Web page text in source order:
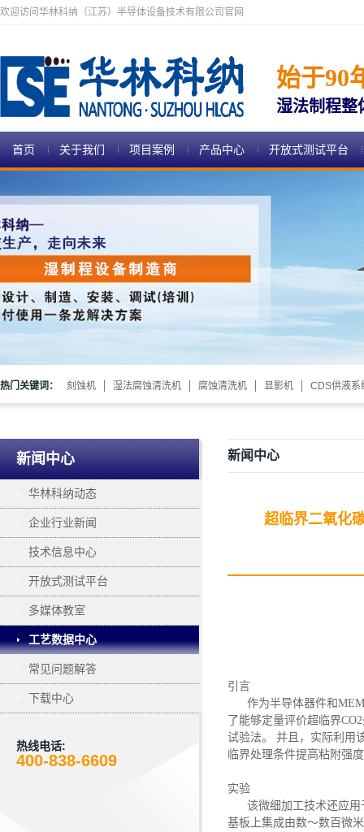
欢迎访问华林科纳（江苏）半导体设备技术有限公司官网
始于90
湿法制程整
首页 关于我们 项目案例 产品中心 开放式测试平台
热门关键词： 刻蚀机 湿法腐蚀清洗机 腐蚀清洗机 显影机 CDS供液系
新闻中心
华林科纳动态
企业行业新闻
技术信息中心
开放式测试平台
多媒体教室
工艺数据中心
常见问题解答
下载中心
热线电话:
400-838-6609
新闻中心
超临界二氧化
引言
作为半导体器件和
了能够定量评价超临界
试验法。 并且，实际利用
临界处理条件提高粘附强
实验
该微细加工技术还应用
基板上集成由数～数百微